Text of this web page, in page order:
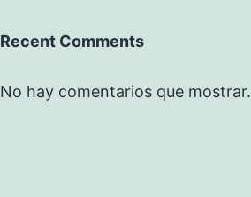
Recent Comments
No hay comentarios que mostrar.